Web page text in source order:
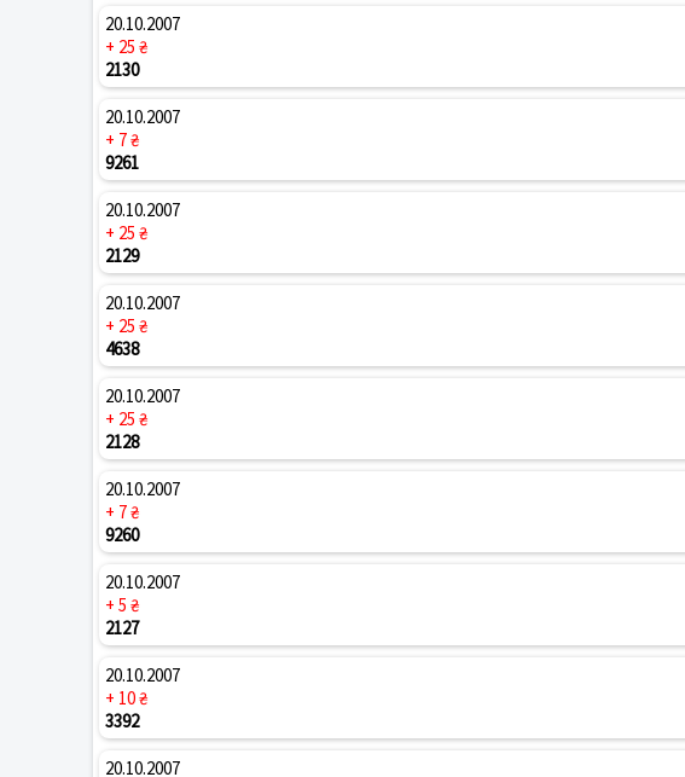
20.10.2007
+ 25 ₴
2130
20.10.2007
+ 7 ₴
9261
20.10.2007
+ 25 ₴
2129
20.10.2007
+ 25 ₴
4638
20.10.2007
+ 25 ₴
2128
20.10.2007
+ 7 ₴
9260
20.10.2007
+ 5 ₴
2127
20.10.2007
+ 10 ₴
3392
20.10.2007